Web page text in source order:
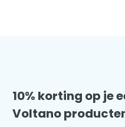
10% korting op je
Voltano